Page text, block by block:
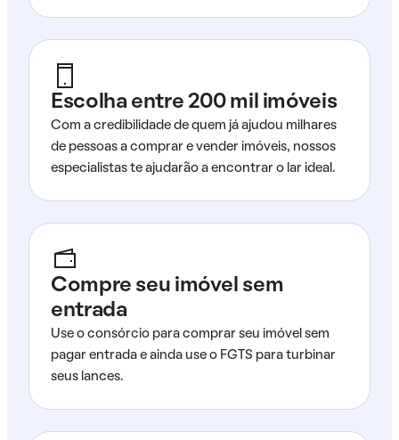
Escolha entre 200 mil imóveis
Com a credibilidade de quem já ajudou milhares
de pessoas a comprar e vender imóveis, nossos
especialistas te ajudarão a encontrar o lar ideal.
Compre seu imóvel sem
entrada
Use o consórcio para comprar seu imóvel sem
pagar entrada e ainda use o FGTS para turbinar
seus lances.